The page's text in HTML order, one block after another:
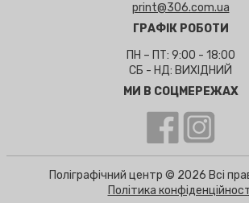
print@306.com.ua
ГРАФІК РОБОТИ
ПН – ПТ: 9:00 - 18:00
СБ - НД: ВИХІДНИЙ
МИ В СОЦМЕРЕЖАХ
Поліграфічний центр © 2026 Всі
Політика